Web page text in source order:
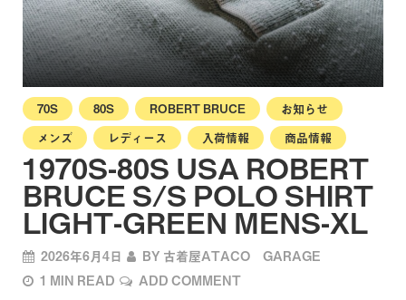
70S 80S ROBERT BRUCE
お知らせ
メンズ
レディース 入荷情報 商品情報
1970S-80S USA ROBERT
BRUCE S/S POLO SHIRT
LIGHT-GREEN MENS-XL
2026年6月4日 BY 古着屋ATACO GARAGE
1 MIN READ
ADD COMMENT